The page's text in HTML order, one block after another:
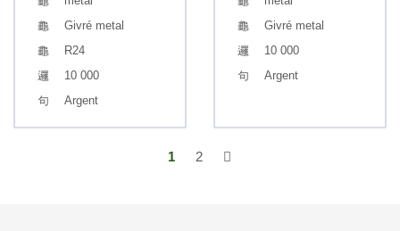
Givré metal
R24
10 000
Argent
Givré metal
10 000
Argent
1 2